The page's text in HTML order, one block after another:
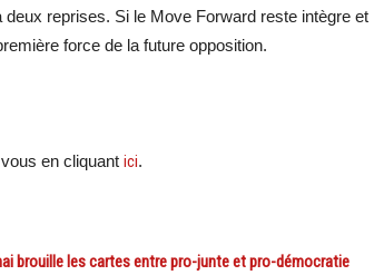
reprises. Si le Move Forward reste intègre et
force de la future opposition.
en cliquant ici.
brouille les cartes entre pro-junte et pro-démocratie